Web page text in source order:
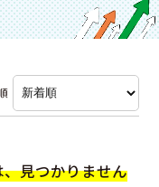
見つかりません